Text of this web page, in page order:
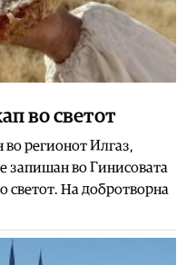
во светот
регионот Илгаз,
запишан во Гинисовата
светот. На добротворна